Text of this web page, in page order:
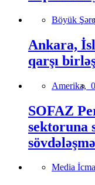
Böyük
Ankara,
qarşı
Amerika,
SOFAZ
sektoruna
Media